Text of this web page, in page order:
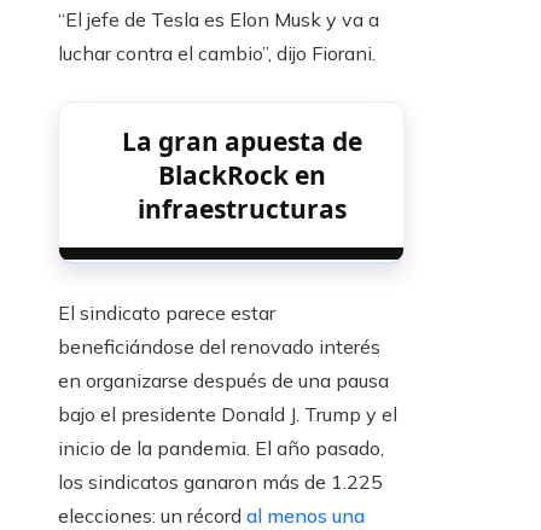
“El jefe de Tesla es Elon Musk y va a
luchar contra el cambio”, dijo Fiorani.
La gran apuesta de
BlackRock en
infraestructuras
El sindicato parece estar
beneficiándose del renovado interés
en organizarse después de una pausa
bajo el presidente Donald J. Trump y el
inicio de la pandemia. El año pasado,
los sindicatos ganaron más de 1.225
elecciones: un récord al menos una